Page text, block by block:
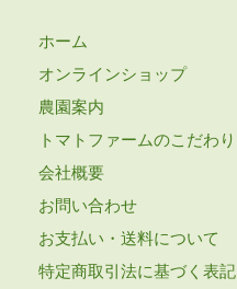
ホーム
オンラインショップ
農園案内
トマトファームのこだわり
会社概要
お問い合わせ
お支払い・送料について
特定商取引法に基づく表記